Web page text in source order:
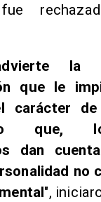
la
que le
carácter
que,
dan
no
",